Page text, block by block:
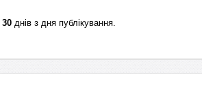
30 днів з дня публікування.